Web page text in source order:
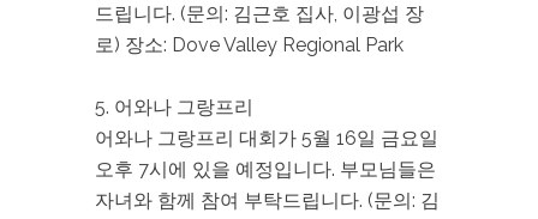
드립니다. (문의: 김근호 집사, 이광섭 장
로) 장소: Dove Valley Regional Park
5. 어와나 그랑프리
어와나 그랑프리 대회가 5월 16일 금요일
오후 7시에 있을 예정입니다. 부모님들은
자녀와 함께 참여 부탁드립니다. (문의: 김